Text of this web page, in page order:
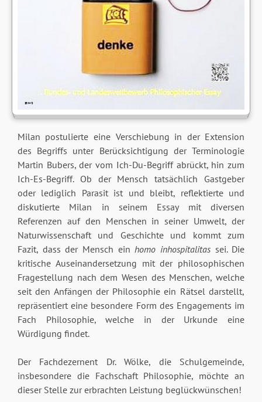
Milan postulierte eine Verschiebung in der Extension
des Begriffs unter Berücksichtigung der Terminologie
Martin Bubers, der vom Ich-Du-Begriff abrückt, hin zum
Ich-Es-Begriff. Ob der Mensch tatsächlich Gastgeber
oder lediglich Parasit ist und bleibt, reflektierte und
diskutierte Milan in seinem Essay mit diversen
Referenzen auf den Menschen in seiner Umwelt, der
Naturwissenschaft und Geschichte und kommt zum
Fazit, dass der Mensch einhomo inhospitalitassei. Die
kritische Auseinandersetzung mit der philosophischen
Fragestellung nach dem Wesen des Menschen, welche
seit den Anfängen der Philosophie ein Rätsel darstellt,
repräsentiert eine besondere Form des Engagements im
Fach Philosophie, welche in der Urkunde eine
Würdigung findet.
Der Fachdezernent Dr. Wölke, die Schulgemeinde,
insbesondere die Fachschaft Philosophie, möchte an
dieser Stelle zur erbrachten Leistung beglückwünschen!